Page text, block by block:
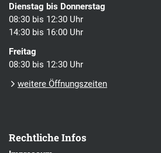
Dienstag bis Donnerstag
08:30 bis 12:30 Uhr
14:30 bis 16:00 Uhr
Freitag
08:30 bis 12:30 Uhr
weitere Öffnungszeiten
Rechtliche Infos